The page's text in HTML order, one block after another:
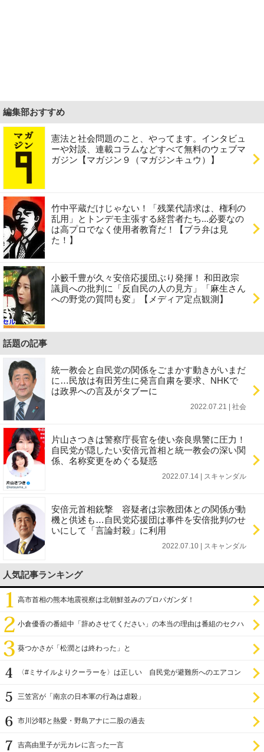
編集部おすすめ
憲法と社会問題のこと、やってます。インタビュ
ーや対談、連載コラムなどすべて無料のウェブマ
ガジン【マガジン９（マガジンキュウ）】
竹中平蔵だけじゃない！「残業代請求は、権利の
乱用」とトンデモ主張する経営者たち...必要なの
は高プロでなく使用者教育だ！【ブラ弁は見
た！】
小籔千豊が久々安倍応援団ぶり発揮！ 和田政宗
議員への批判に「反自民の人の見方」「麻生さん
への野党の質問も変」【メディア定点観測】
話題の記事
統一教会と自民党の関係をごまかす動きがいまだ
に…民放は有田芳生に発言自粛を要求、NHKで
は政界への言及がタブーに
2022.07.21 | 社会
片山さつきは警察庁長官を使い奈良県警に圧力！
自民党が隠したい安倍元首相と統一教会の深い関
係、名称変更をめぐる疑惑
2022.07.14 | スキャンダル
安倍元首相銃撃 容疑者は宗教団体との関係が動
機と供述も…自民党応援団は事件を安倍批判のせ
いにして「言論封殺」に利用
2022.07.10 | スキャンダル
人気記事ランキング
高市首相の熊本地震視察は北朝鮮並みのプロパガンダ！
小倉優香の番組中「辞めさせてください」の本当の理由は番組のセクハ
葵つかさが「松潤とは終わった」と
〈#ミサイルよりクーラーを〉は正しい 自民党が避難所へのエアコン
三笠宮が「南京の日本軍の行為は虐殺」
市川沙耶と熱愛・野島アナに二股の過去
吉高由里子が元カレに言った一言